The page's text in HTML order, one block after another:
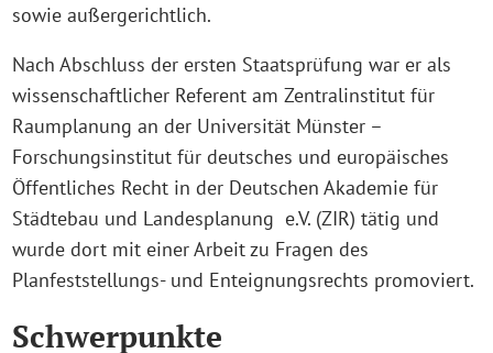
sowie außergerichtlich.
Nach Abschluss der ersten Staatsprüfung war er als
wissenschaftlicher Referent am Zentralinstitut für
Raumplanung an der Universität Münster –
Forschungsinstitut für deutsches und europäisches
Öffentliches Recht in der Deutschen Akademie für
Städtebau und Landesplanung e.V. (ZIR) tätig und
wurde dort mit einer Arbeit zu Fragen des
Planfeststellungs- und Enteignungsrechts promoviert.
Schwerpunkte